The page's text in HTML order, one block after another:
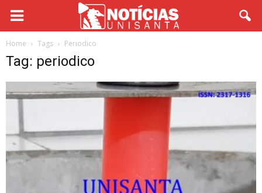
Home Tags Periodico
Tag: periodico